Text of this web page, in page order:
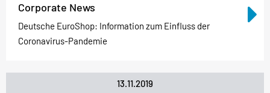
Corporate News
Deutsche EuroShop: Information zum Einfluss der
Coronavirus-Pandemie
13.11.2019